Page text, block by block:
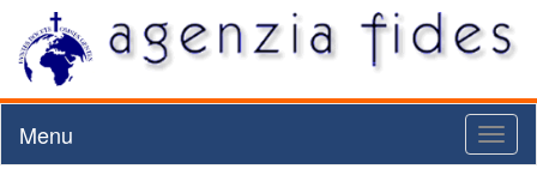
Menu